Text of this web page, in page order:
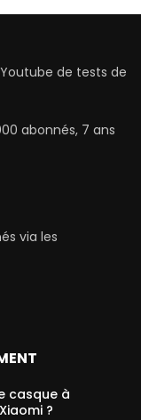
de tests de
abonnés, 7 ans
via les
casque à
?